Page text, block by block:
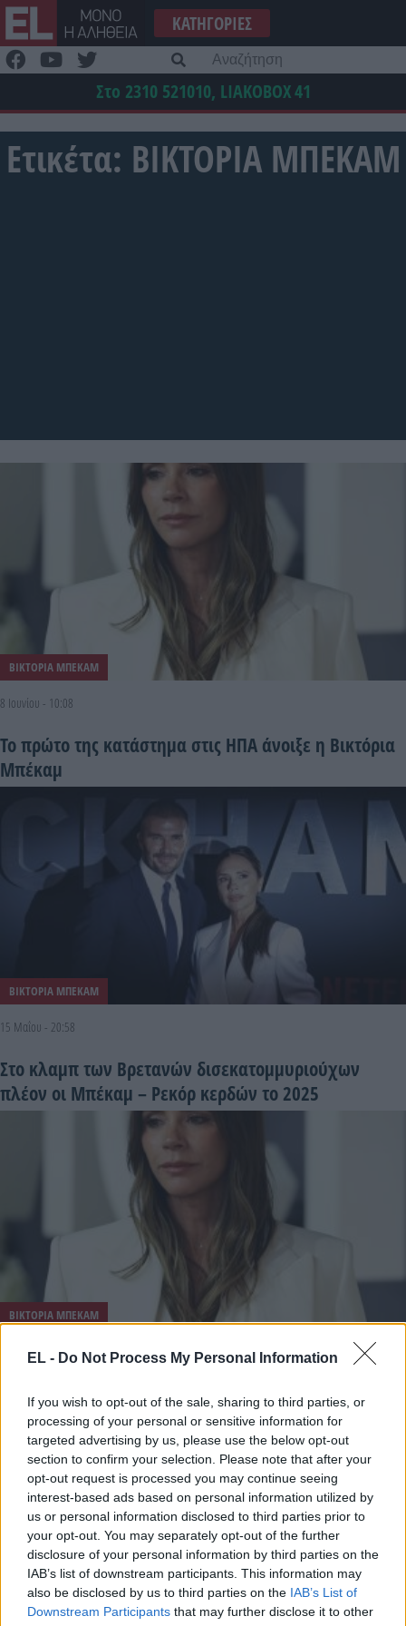
EL - Do Not Process My Personal Information
If you wish to opt-out of the sale, sharing to third parties, or
processing of your personal or sensitive information for
targeted advertising by us, please use the below opt-out
section to confirm your selection. Please note that after your
opt-out request is processed you may continue seeing
interest-based ads based on personal information utilized by
us or personal information disclosed to third parties prior to
your opt-out. You may separately opt-out of the further
disclosure of your personal information by third parties on the
IAB’s list of downstream participants. This information may
also be disclosed by us to third parties on the IAB’s List of
Downstream Participants that may further disclose it to other
Μετάβαση
στο
περιεχόμενο
ΚΑΤΗΓΟΡΊΕΣ
Στο 2310 521010, LIAKOBOX41
Ετικέτα: ΒΙΚΤΟΡΙΑ ΜΠΕΚΑΜ
ΒΙΚΤΟΡΙΑ ΜΠΕΚΑΜ
8 Ιουνίου - 10:08
Το πρώτο της κατάστημα στις ΗΠΑ άνοιξε η Βικτόρια
Μπέκαμ
ΒΙΚΤΟΡΙΑ ΜΠΕΚΑΜ
15 Μαΐου - 20:58
Στο κλαμπ των Βρετανών δισεκατομμυριούχων
πλέον οι Μπέκαμ – Ρεκόρ κερδών το 2025
ΒΙΚΤΟΡΙΑ ΜΠΕΚΑΜ
22 Ιανουαρίου - 10:33
Τα memes για την Βικτόρια Μπέκαμ κατακλύζουν το
ίντερνετ